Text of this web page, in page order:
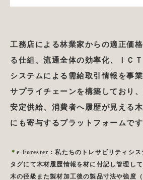
工務店による林業家からの適正価
る仕組、流通全体の効率化、ＩＣ
システムによる需給取引情報を事
サプライチェーンを構築しており
安定供給、消費者へ履歴が見える
にも寄与するプラットフォームです
＊e-Forester：私たちのトレサビリティシス
タグにて木材履歴情報を材に付記し管理し
木の径級また製材加工後の製品寸法や強度